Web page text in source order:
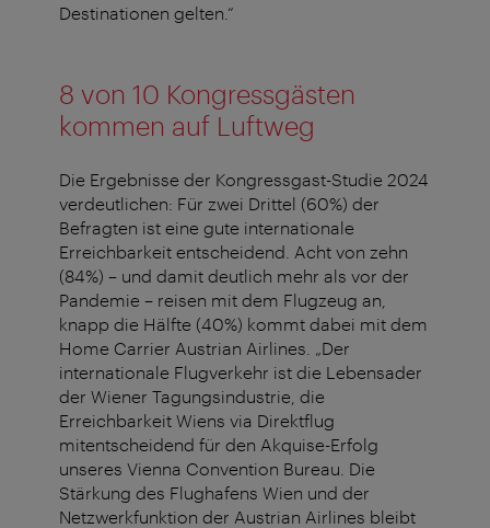
Destinationen gelten.“
8 von 10 Kongressgästen
kommen auf Luftweg
Die Ergebnisse der Kongressgast-Studie 2024
verdeutlichen: Für zwei Drittel (60%) der
Befragten ist eine gute internationale
Erreichbarkeit entscheidend. Acht von zehn
(84%) – und damit deutlich mehr als vor der
Pandemie – reisen mit dem Flugzeug an,
knapp die Hälfte (40%) kommt dabei mit dem
Home Carrier Austrian Airlines. „Der
internationale Flugverkehr ist die Lebensader
der Wiener Tagungsindustrie, die
Erreichbarkeit Wiens via Direktflug
mitentscheidend für den Akquise-Erfolg
unseres Vienna Convention Bureau. Die
Stärkung des Flughafens Wien und der
Netzwerkfunktion der Austrian Airlines bleibt